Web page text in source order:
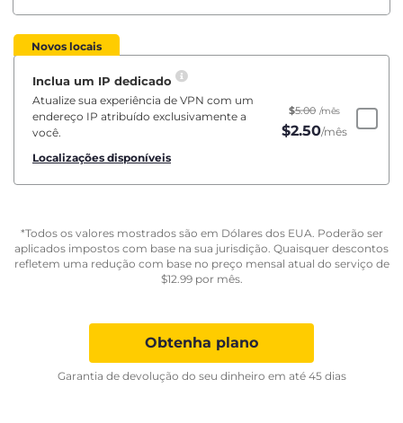
Novos locais
Inclua um IP dedicado
Atualize sua experiência de VPN com um
endereço IP atribuído exclusivamente a
você.
Localizações disponíveis
$5.00 /mês
$2.50/mês
*Todos os valores mostrados são em Dólares dos EUA. Poderão ser
aplicados impostos com base na sua jurisdição. Quaisquer descontos
refletem uma redução com base no preço mensal atual do serviço de
$12.99por mês.
Obtenha plano
Garantia de devolução do seu dinheiro em até 45 dias